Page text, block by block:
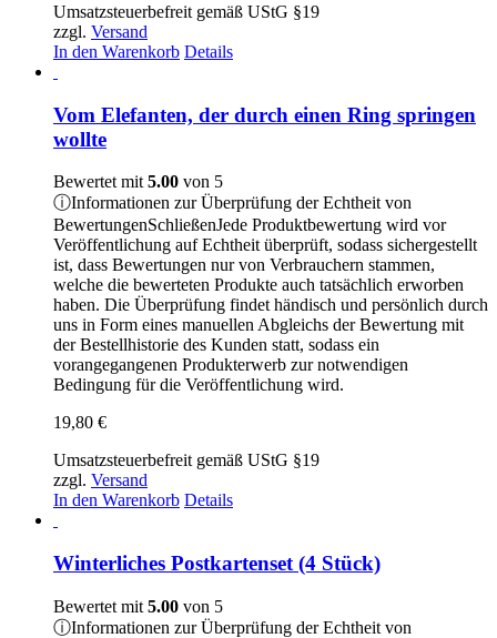
Umsatzsteuerbefreit gemäß UStG §19
zzgl. Versand
In den Warenkorb Details
Vom Elefanten, der durch einen Ring springen
wollte
Bewertet mit 5.00 von 5
ⓘInformationen zur Überprüfung der Echtheit von
BewertungenSchließenJede Produktbewertung wird vor
Veröffentlichung auf Echtheit überprüft, sodass sichergestellt
ist, dass Bewertungen nur von Verbrauchern stammen,
welche die bewerteten Produkte auch tatsächlich erworben
haben. Die Überprüfung findet händisch und persönlich durch
uns in Form eines manuellen Abgleichs der Bewertung mit
der Bestellhistorie des Kunden statt, sodass ein
vorangegangenen Produkterwerb zur notwendigen
Bedingung für die Veröffentlichung wird.
19,80 €
Umsatzsteuerbefreit gemäß UStG §19
zzgl. Versand
In den Warenkorb Details
Winterliches Postkartenset (4 Stück)
Bewertet mit 5.00 von 5
ⓘInformationen zur Überprüfung der Echtheit von